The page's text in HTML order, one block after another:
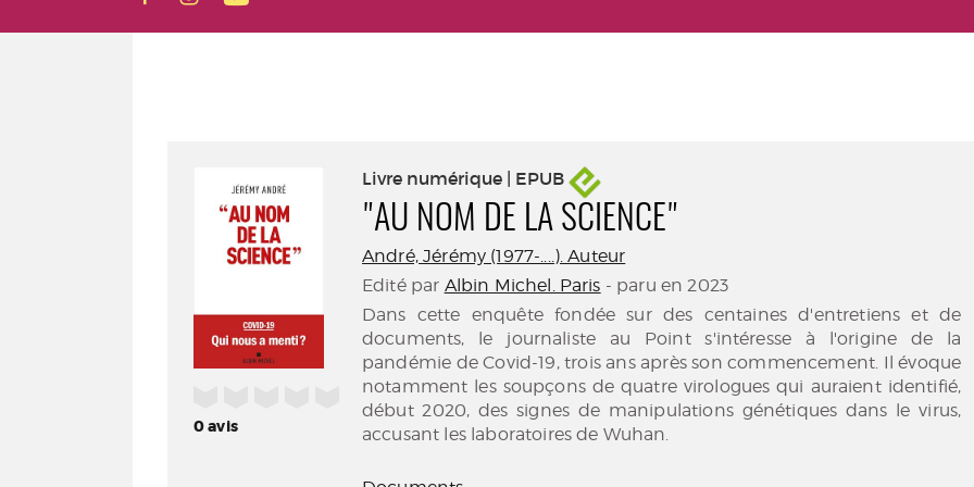
0avis
Livre numérique | EPUB
"AU NOM DE LA SCIENCE"
André, Jérémy (1977-....). Auteur
Edité par Albin Michel. Paris - paru en 2023
Dans cette enquête fondée sur des centaines d'entretiens et de
documents, le journaliste au Point s'intéresse à l'origine de la
pandémie de Covid-19, trois ans après son commencement. Il évoque
notamment les soupçons de quatre virologues qui auraient identifié,
début 2020, des signes de manipulations génétiques dans le virus,
accusant les laboratoires de Wuhan.